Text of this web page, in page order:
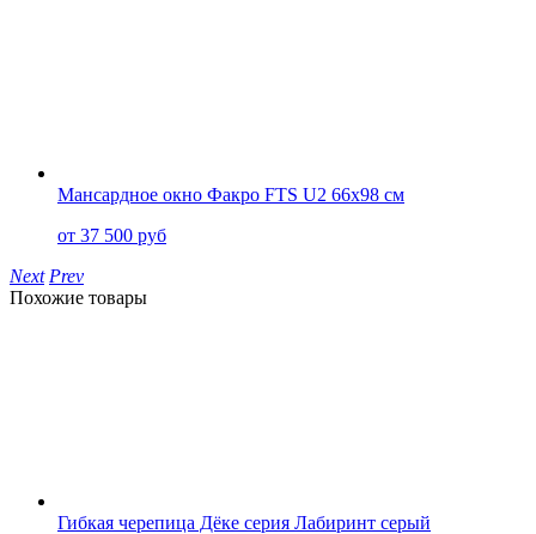
Мансардное окно Факро FTS U2 66x98 см
от 37 500 руб
Next Prev
Похожие товары
Гибкая черепица Дёке серия Лабиринт серый